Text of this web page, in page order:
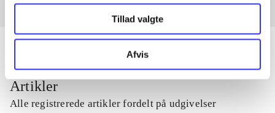
Tillad valgte
Afvis
Artikler
Alle registrerede artikler fordelt på udgivelser